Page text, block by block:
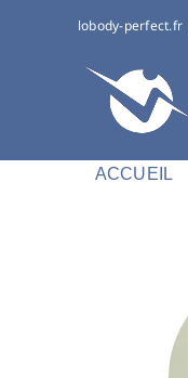
lobody-perfect.fr
ACCUEIL